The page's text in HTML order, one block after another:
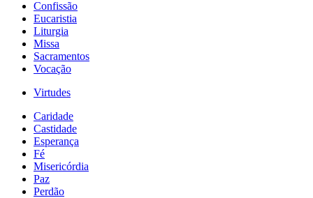
Confissão
Eucaristia
Liturgia
Missa
Sacramentos
Vocação
Virtudes
Caridade
Castidade
Esperança
Fé
Misericórdia
Paz
Perdão